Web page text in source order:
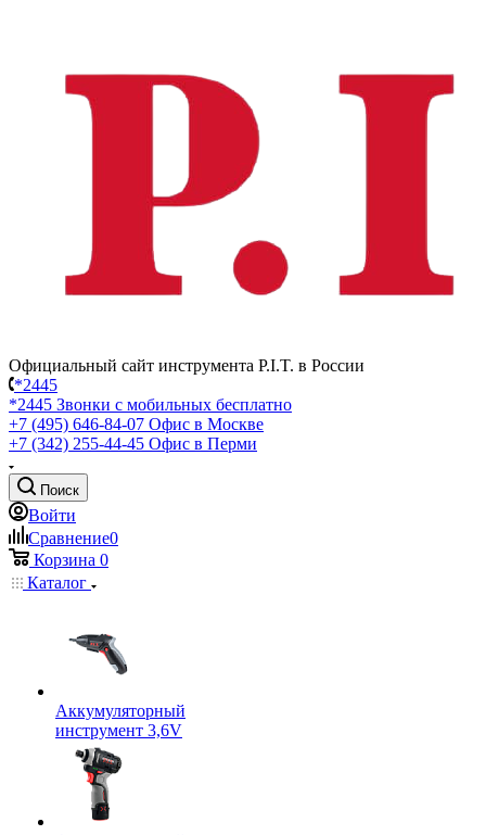
Официальный сайт инструмента P.I.T. в России
*2445
*2445 Звонки с мобильных бесплатно
+7 (495) 646-84-07 Офис в Москве
+7 (342) 255-44-45 Офис в Перми
Поиск
Войти
Сравнение0
Корзина 0
Каталог
Аккумуляторный
инструмент 3,6V